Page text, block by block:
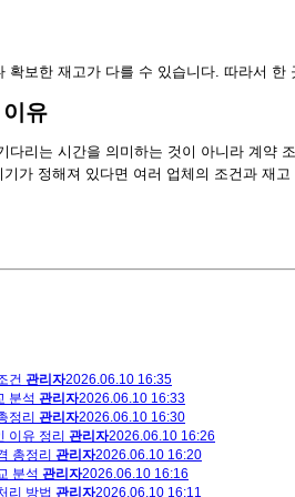
확보한 재고가 다를 수 있습니다. 따라서
유
다리는 시간을 의미하는 것이 아니라 계약
가 정해져 있다면 여러 업체의 조건과 재
건 관리자2026.06.10 16:35
분석 관리자2026.06.10 16:33
정리 관리자2026.06.10 16:30
이유 정리 관리자2026.06.10 16:26
총정리 관리자2026.06.10 16:20
분석 관리자2026.06.10 16:16
리 방법 관리자2026.06.10 16:11